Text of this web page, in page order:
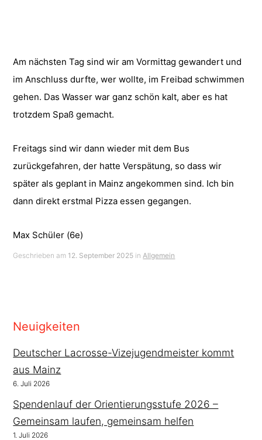
Am nächsten Tag sind wir am Vormittag gewandert und
im Anschluss durfte, wer wollte, im Freibad schwimmen
gehen. Das Wasser war ganz schön kalt, aber es hat
trotzdem Spaß gemacht.
Freitags sind wir dann wieder mit dem Bus
zurückgefahren, der hatte Verspätung, so dass wir
später als geplant in Mainz angekommen sind. Ich bin
dann direkt erstmal Pizza essen gegangen.
Max Schüler (6e)
Geschrieben am 12. September 2025 inAllgemein
Neuigkeiten
Deutscher Lacrosse-Vizejugendmeister kommt
aus Mainz
6. Juli 2026
Spendenlauf der Orientierungsstufe 2026 –
Gemeinsam laufen, gemeinsam helfen
1. Juli 2026